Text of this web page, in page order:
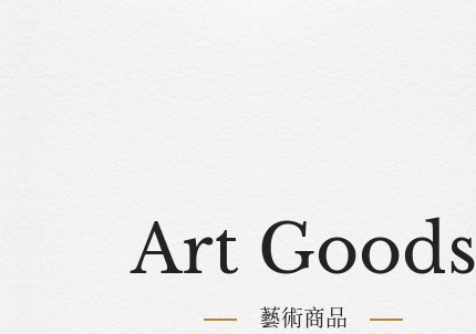
Art Goods
藝術商品